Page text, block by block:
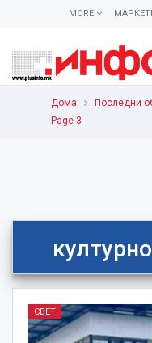
MORE
Дома Последни
Page 3
СВЕТ